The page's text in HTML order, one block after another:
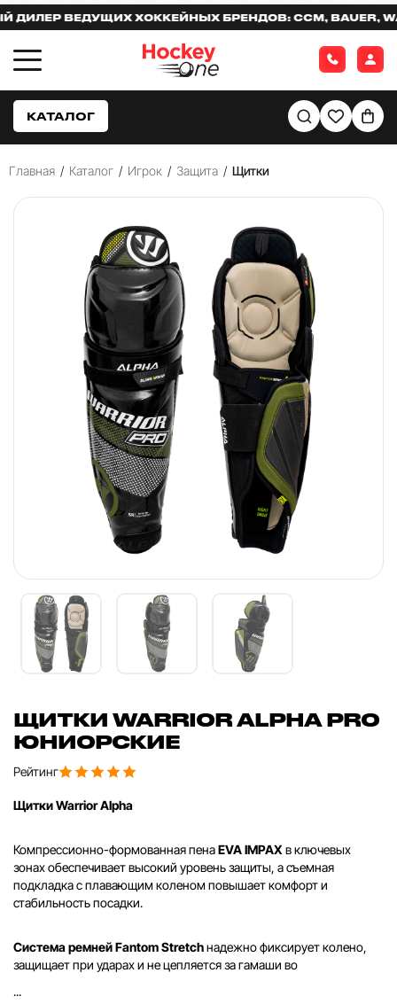
ВЕДУЩИХ ХОККЕЙНЫХ БРЕНДОВ: CCM, BAUER,
КАТАЛОГ
Главная / Каталог / Игрок / Защита / Щитки
ЩИТКИ WARRIOR ALPHA PRO
ЮНИОРСКИЕ
Рейтинг
Щитки Warrior Alpha
Компрессионно-формованная пенаEVA IMPAX в ключевых
зонах обеспечивает высокий уровень защиты, а съемная
подкладка с плавающим коленом повышает комфорт и
стабильность посадки.
Система ремней Fantom Stretchнадежно фиксирует колено,
защищает при ударах и не цепляется за гамаши во
...